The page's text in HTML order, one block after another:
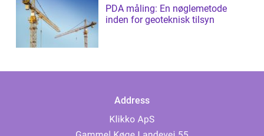
PDA måling: En nøglemetode
inden for geoteknisk tilsyn
Address